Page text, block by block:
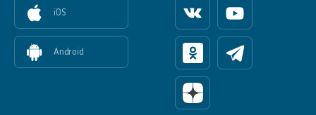
iOS
Android
ВконтактеYoutube
ОдноклассникиТелеграм
Яндекс Дзен